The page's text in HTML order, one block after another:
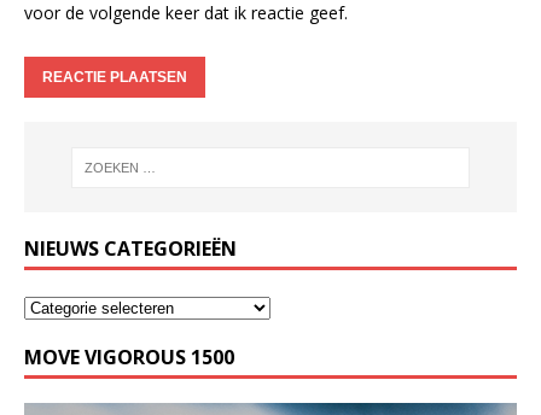
voor de volgende keer dat ik reactie geef.
NIEUWS CATEGORIEËN
MOVE VIGOROUS 1500